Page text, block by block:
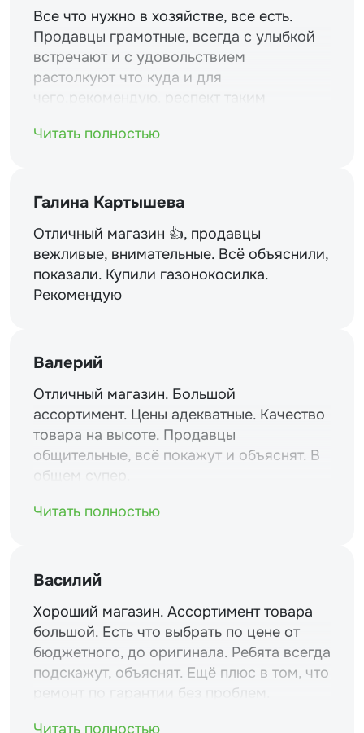
Все что нужно в хозяйстве, все есть.
Продавцы грамотные, всегда с улыбкой
встречают и с удовольствием
растолкуют что куда и для
чего.рекомендую. респект таким
Читать полностью
Галина Картышева
Отличный магазин 👍, продавцы
вежливые, внимательные. Всё объяснили,
показали. Купили газонокосилка.
Рекомендую
Валерий
Отличный магазин. Большой
ассортимент. Цены адекватные. Качество
товара на высоте. Продавцы
общительные, всё покажут и объяснят. В
общем супер.
Читать полностью
Василий
Хороший магазин. Ассортимент товара
большой. Есть что выбрать по цене от
бюджетного, до оригинала. Ребята всегда
подскажут, объяснят. Ещё плюс в том, что
ремонт по гарантии без проблем.
Читать полностью